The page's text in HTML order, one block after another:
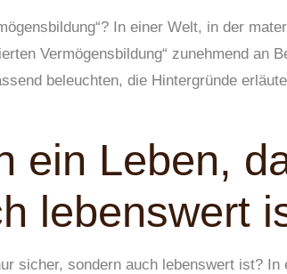
In einer Welt, in der
Vermögensbildung“ zunehmend an
beleuchten, die Hintergründe
ein Leben,
lebenswert
sicher, sondern auch lebenswert ist?